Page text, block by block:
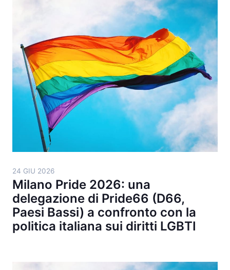
24 GIU 2026
Milano Pride 2026: una
delegazione di Pride66 (D66,
Paesi Bassi) a confronto con la
politica italiana sui diritti LGBTI